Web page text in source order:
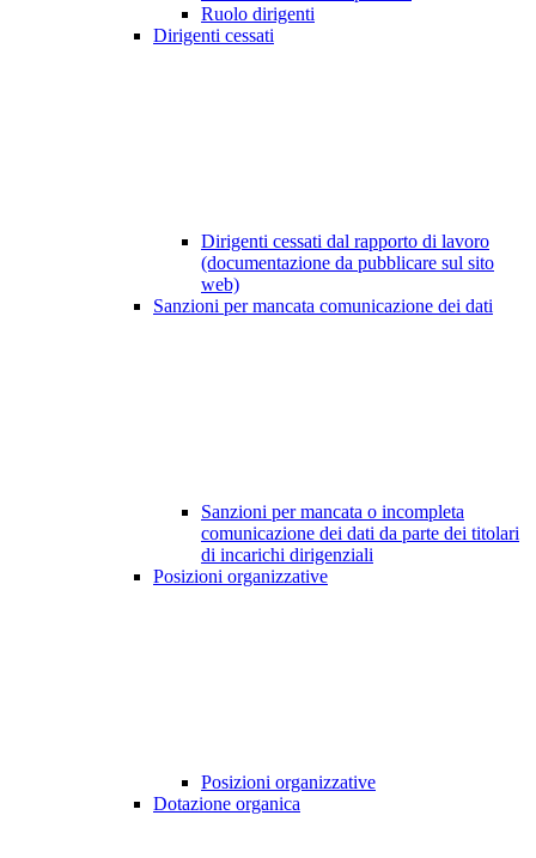
Ruolo dirigenti
Dirigenti cessati
Dirigenti cessati dal rapporto di lavoro
(documentazione da pubblicare sul sito
web)
Sanzioni per mancata comunicazione dei dati
Sanzioni per mancata o incompleta
comunicazione dei dati da parte dei titolari
di incarichi dirigenziali
Posizioni organizzative
Posizioni organizzative
Dotazione organica